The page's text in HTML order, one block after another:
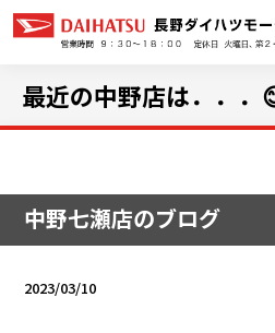
最近の中野店は．．．
中野七瀬店のブログ
2023/03/10